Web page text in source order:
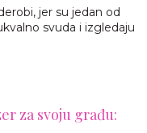
jer su jedan od
svuda i izgledaju
za svoju građu: